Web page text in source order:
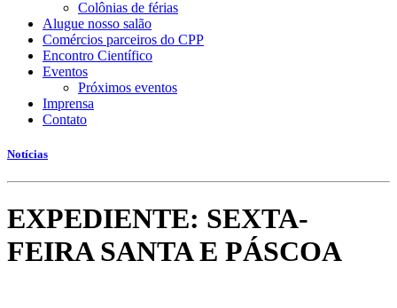
Colônias de férias
Alugue nosso salão
Comércios parceiros do CPP
Encontro Científico
Eventos
Próximos eventos
Imprensa
Contato
Notícias
EXPEDIENTE: SEXTA-
FEIRA SANTA E PÁSCOA